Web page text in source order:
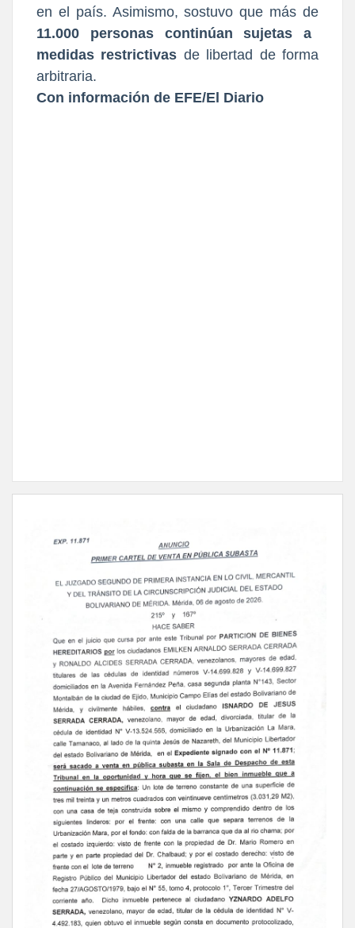
en el país. Asimismo, sostuvo que más de
11.000 personas continúan sujetas a
medidas restrictivas de libertad de forma
arbitraria.
Con información de EFE/El Diario